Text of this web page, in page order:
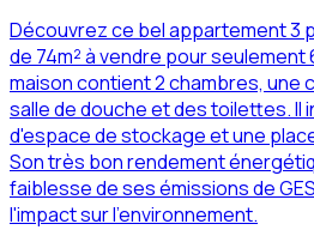
Découvrez ce bel appartement 3
de 74m² à vendre pour
maison contient 2 chambres, une
salle de douche et des toilettes. Il
d'espace de stockage et une
Son très bon rendement
faiblesse de ses émissions de
l'impact sur l'environnement.